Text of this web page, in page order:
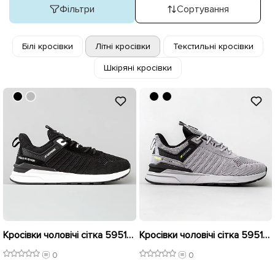
Фільтри Сортування
Білі кросівки Літні кросівки Текстильні кросівки
Шкіряні кросівки
Кросівки чоловічі сітка 595196 Чорні
0
Кросівки чоловічі сітка 595195 Сірі
0